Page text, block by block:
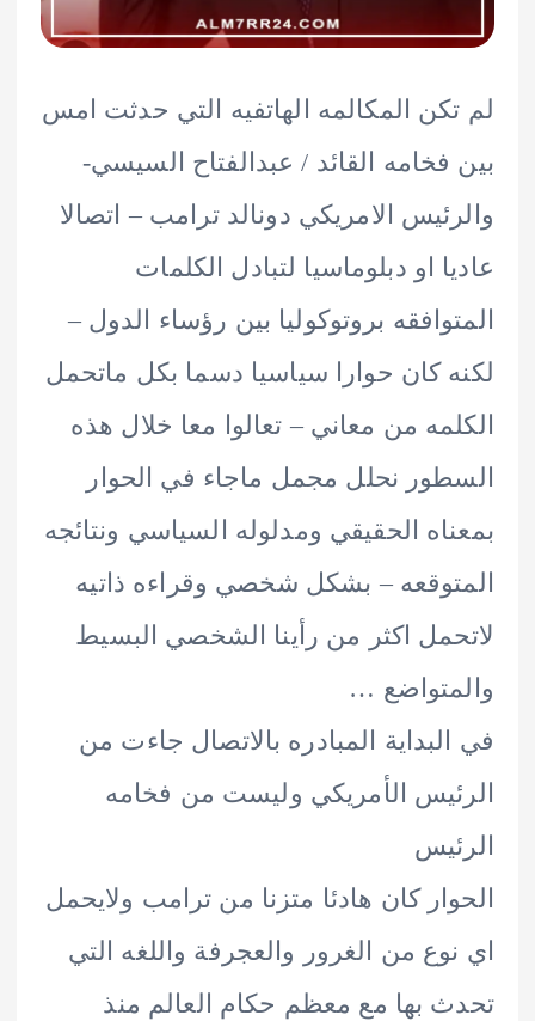
المكالمه الهاتفيه التي حدثت امس
القائد / عبدالفتاح السيسي-
الامريكي دونالد ترامب – اتصالا
او دبلوماسيا لتبادل الكلمات
بروتوكوليا بين رؤساء الدول –
كان حوارا سياسيا دسما بكل ماتحمل
من معاني – تعالوا معا خلال هذه
نحلل مجمل ماجاء في الحوار
الحقيقي ومدلوله السياسي ونتائجه
– بشكل شخصي وقراءه ذاتيه
اكثر من رأينا الشخصي البسيط
…
المبادره بالاتصال جاءت من
الأمريكي وليست من فخامه
كان هادئا متزنا من ترامب ولايحمل
من الغرور والعجرفة واللغه التي
بها مع معظم حكام العالم منذ